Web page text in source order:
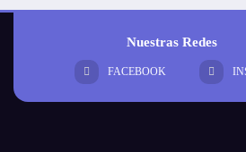
Nuestras Redes
FACEBOOK